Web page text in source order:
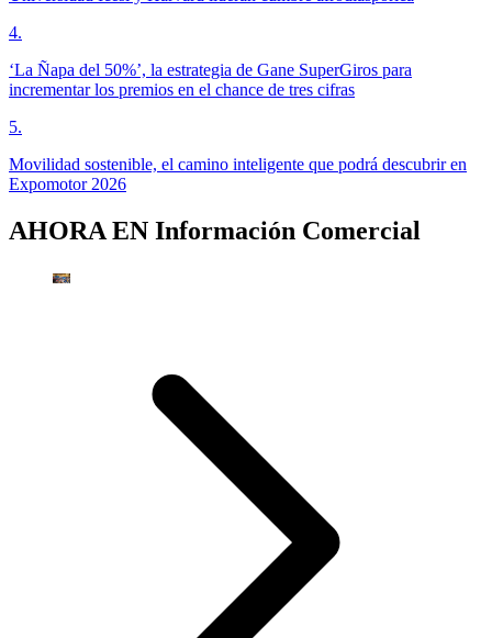
4.
‘La Ñapa del 50%’, la estrategia de Gane SuperGiros para
incrementar los premios en el chance de tres cifras
5.
Movilidad sostenible, el camino inteligente que podrá descubrir en
Expomotor 2026
AHORA EN Información Comercial